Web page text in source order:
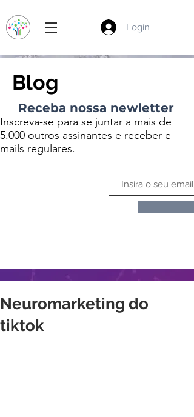
Login
Blog
Receba nossa newletter
Inscreva-se para se juntar a mais de
5.000 outros assinantes e receber e-
mails regulares.
Neuromarketing do
tiktok